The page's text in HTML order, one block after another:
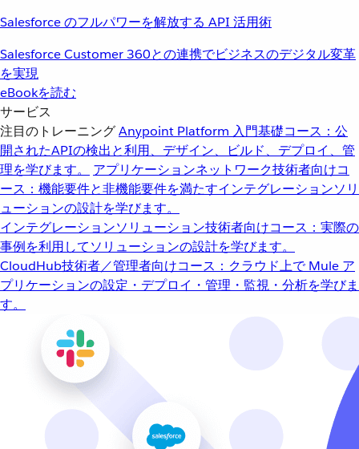
Salesforce のフルパワーを解放する API 活用術
Salesforce Customer 360との連携でビジネスのデジタル変革
を実現
eBookを読む
サービス
注目のトレーニングAnypoint Platform 入門基礎コース：公
開されたAPIの検出と利用、デザイン、ビルド、デプロイ、管
理を学びます。
アプリケーションネットワーク技術者向けコ
ース：機能要件と非機能要件を満たすインテグレーションソリ
ューションの設計を学びます。
インテグレーションソリューション技術者向けコース：実際の
事例を利用してソリューションの設計を学びます。
CloudHub技術者／管理者向けコース：クラウド上で Mule ア
プリケーションの設定・デプロイ・管理・監視・分析を学びま
す。